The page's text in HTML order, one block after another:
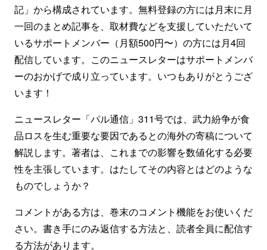
記」から構成されています。無料登録の方には月末に月
一回のまとめ記事を、取材費などを支援していただいて
いるサポートメンバー（月額500円〜）の方には月4回
配信しています。このニュースレターはサポートメンバ
ーのおかげで成り立っています。いつもありがとうござ
います！
ニュースレター「パル通信」311号では、武力紛争が食
品ロスを生む重要な要因であるとの海外の寄稿について
解説します。著者は、これまでの影響を数値化する必要
性を主張しています。はたしてその内容とはどのような
ものでしょうか？
コメントがある方は、巻末のコメント機能をお使いくだ
さい。書き手にのみ返信する方法と、読者全員に配信す
る方法があります。